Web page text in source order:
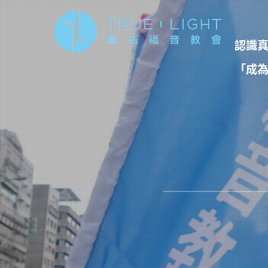
移至主內容
認識
「成